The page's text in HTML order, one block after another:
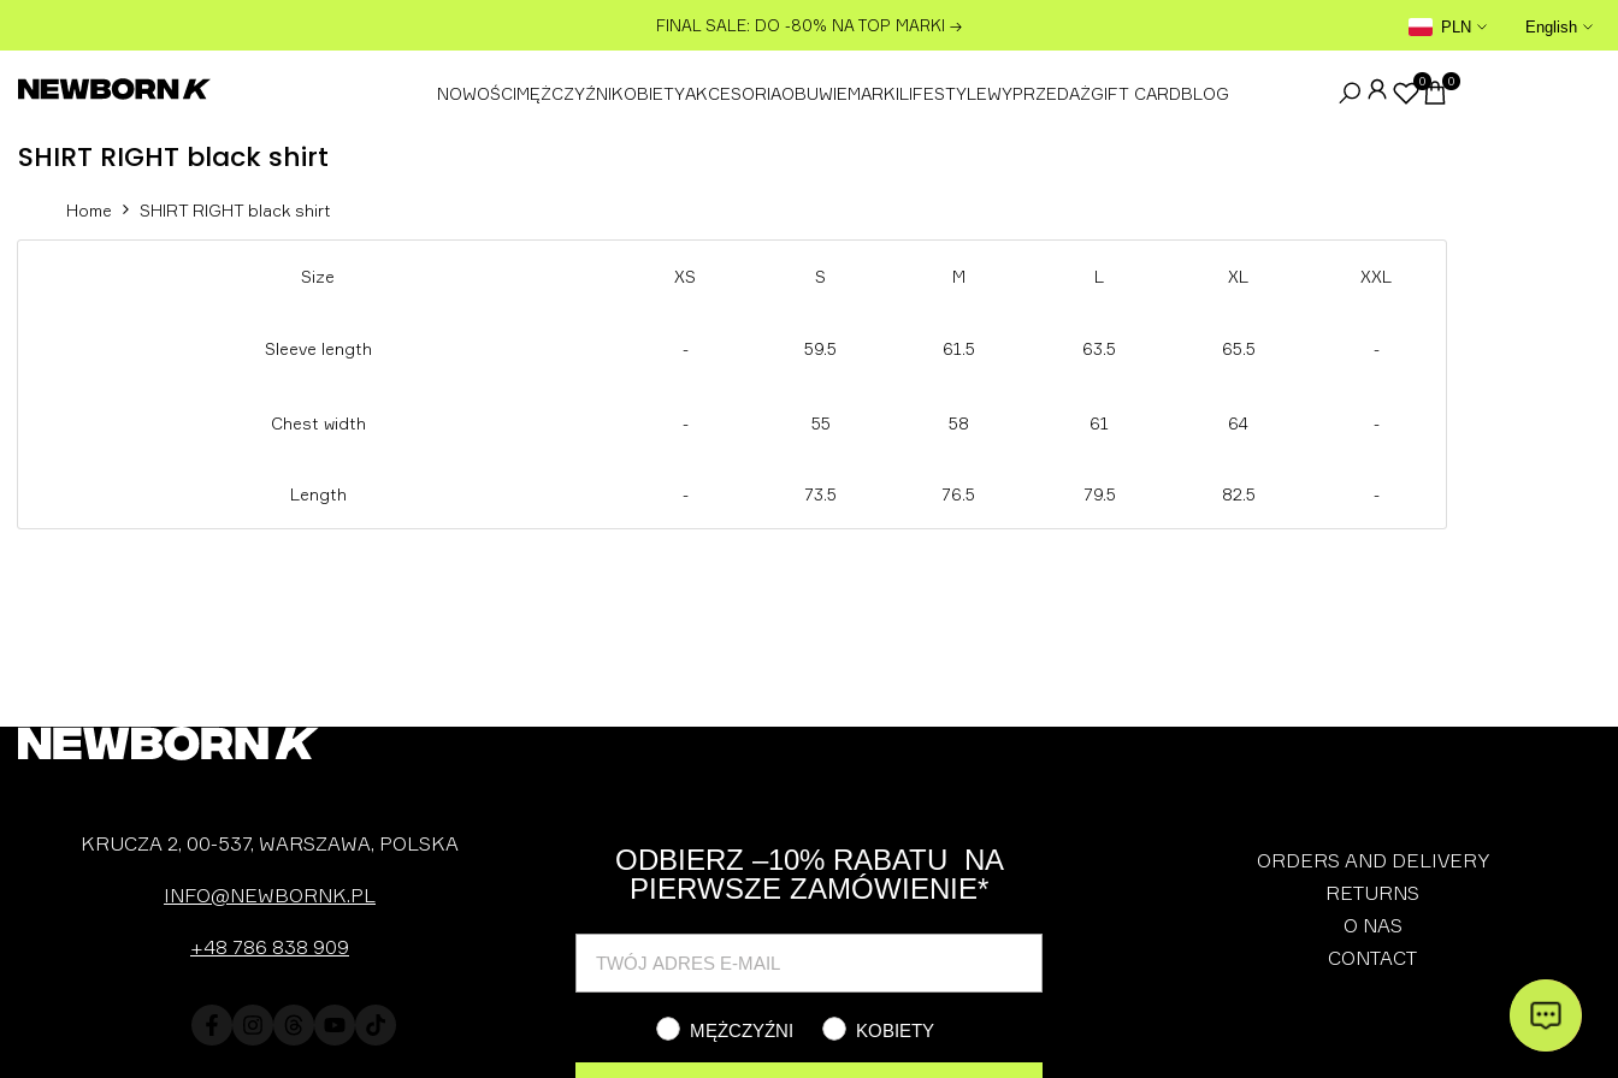
FINAL SALE: DO -80% NA TOP MARKI → GWARANCJA AUTENTYCZNOŚCI →PLN English
MĘŻCZYŹNIKOBIETYAKCESORIA
NOWOŚCI OBUWIEMARKILIFESTYLEWYPRZEDAŻGIFT CARDBLOG
0 0
SHIRT
black
SHIRT RIGHT black shirt
Home SHIRT RIGHT black shirt
Size XS S M L XL XXL
Sleeve length - 59.5 61.5 63.5 65.5 -
Chest width - 55 58 61 64 -
Length - 73.5 76.5 79.5 82.5 -
KRUCZA 2, 00-537, WARSZAWA, POLSKA
INFO@NEWBORNK.PL
+48 786 838 909
FacebookInstagramTranslation
missing:
YouTubeTikTok
ODBIERZ –10% RABATU NA
PIERWSZE ZAMÓWIENIE*
Cat MĘŻCZYŹNI KOBIETY
ORDERS AND DELIVERY
RETURNS
O NAS
CONTACT